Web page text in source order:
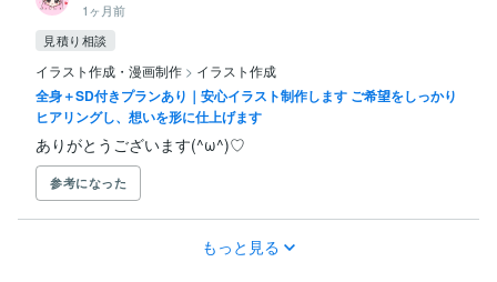
1ヶ月前
見積り相談
イラスト作成・漫画制作 > イラスト作成
全身＋SD付きプランあり｜安心イラスト制作します ご希望をしっかり
ヒアリングし、想いを形に仕上げます
ありがとうございます(^ω^)♡
参考になった
もっと見る